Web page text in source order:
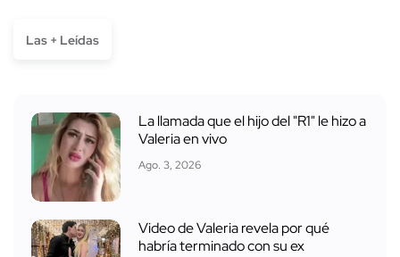
Las + Leídas
La llamada que el hijo del "R1" le hizo a
Valeria en vivo
Ago. 3, 2026
Video de Valeria revela por qué
habría terminado con su ex